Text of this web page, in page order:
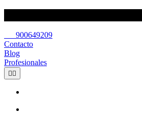
900649209
Contacto
Blog
Profesionales
 